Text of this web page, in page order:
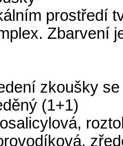
prostředí
Zbarvení
zkoušky
(1+1)